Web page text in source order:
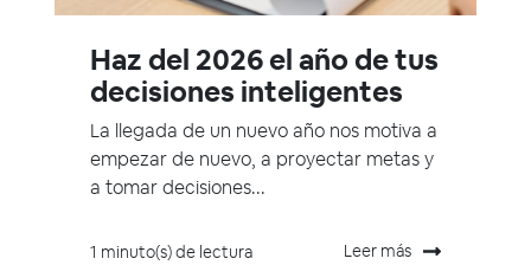
Haz del 2026 el año de tus
decisiones inteligentes
La llegada de un nuevo año nos motiva a
empezar de nuevo, a proyectar metas y
a tomar decisiones...
1 minuto(s) de lectura Leer más